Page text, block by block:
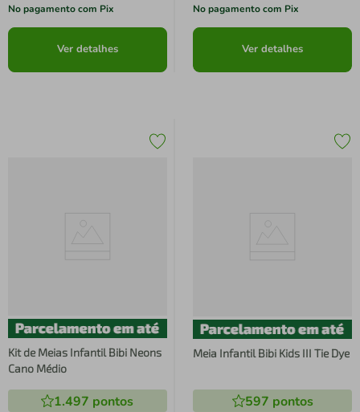
No pagamento com Pix
Ver detalhes
No pagamento com Pix
Ver detalhes
Kit de Meias Infantil Bibi Neons
Cano Médio
1.497 pontos
Meia Infantil Bibi Kids III Tie Dye
597 pontos